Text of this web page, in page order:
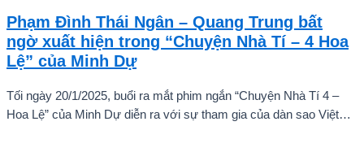
Phạm Đình Thái Ngân – Quang Trung bất
ngờ xuất hiện trong “Chuyện Nhà Tí – 4 Hoa
Lệ” của Minh Dự
Tối ngày 20/1/2025, buổi ra mắt phim ngắn “Chuyện Nhà Tí 4 –
Hoa Lệ” của Minh Dự diễn ra với sự tham gia của dàn sao Việt